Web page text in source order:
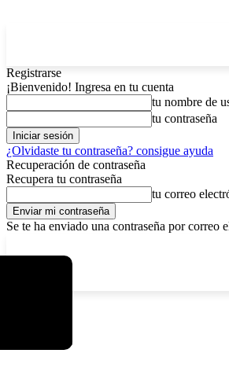
Registrarse
¡Bienvenido! Ingresa en tu cuenta
tu nombre de
tu contraseña
¿Olvidaste tu contraseña? consigue ayuda
Recuperación de contraseña
Recupera tu contraseña
tu correo
Se te ha enviado una contraseña por correo